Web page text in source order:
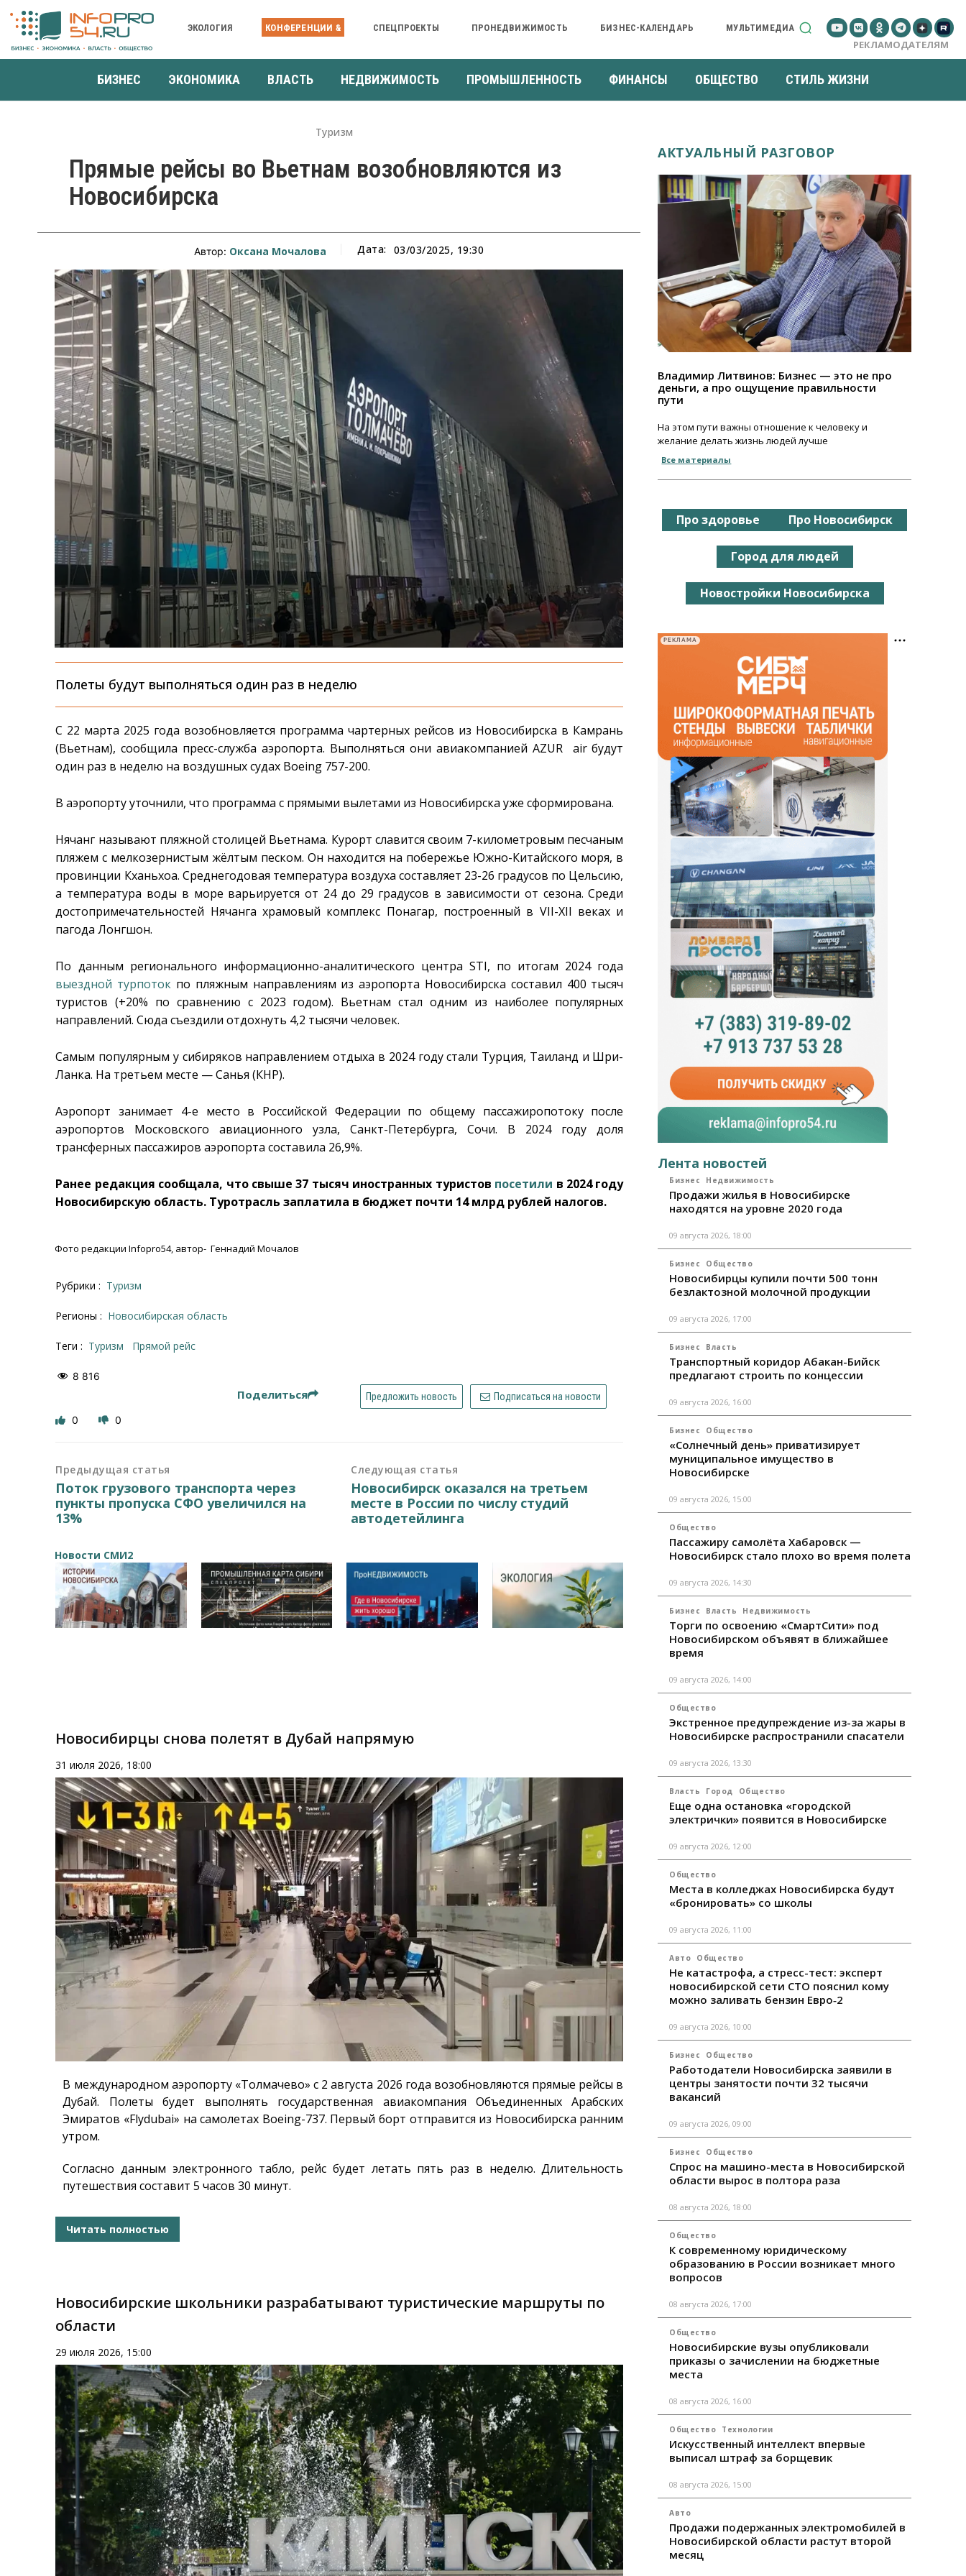
ЭКОЛОГИЯ КОНФЕРЕНЦИИ & СПЕЦПРОЕКТЫ ПРОНЕДВИЖИМОСТЬ БИЗНЕС-КАЛЕНДАРЬ МУЛЬТИМЕДИА
РЕКЛАМОДАТЕЛЯМ
БИЗНЕС ЭКОНОМИКА ВЛАСТЬ НЕДВИЖИМОСТЬ ПРОМЫШЛЕННОСТЬ ФИНАНСЫ ОБЩЕСТВО СТИЛЬ ЖИЗНИ
Туризм
Прямые рейсы во Вьетнам возобновляются из
Новосибирска
Автор: Оксана Мочалова Дата: 03/03/2025, 19:30
Полеты будут выполняться один раз в неделю
С 22 марта 2025 года возобновляется программа чартерных рейсов из Новосибирска в Камрань
(Вьетнам), сообщила пресс-служба аэропорта. Выполняться они авиакомпанией AZUR air будут
один раз в неделю на воздушных судах Boeing 757-200.
В аэропорту уточнили, что программа с прямыми вылетами из Новосибирска уже сформирована.
Нячанг называют пляжной столицей Вьетнама. Курорт славится своим 7-километровым песчаным
пляжем с мелкозернистым жёлтым песком. Он находится на побережье Южно-Китайского моря, в
провинции Кханьхоа. Среднегодовая температура воздуха составляет 23-26 градусов по Цельсию,
а температура воды в море варьируется от 24 до 29 градусов в зависимости от сезона. Среди
достопримечательностей Нячанга храмовый комплекс Понагар, построенный в VII-XII веках и
пагода Лонгшон.
По данным регионального информационно-аналитического центра STI, по итогам 2024 года
выездной турпоток по пляжным направлениям из аэропорта Новосибирска составил 400 тысяч
туристов (+20% по сравнению с 2023 годом). Вьетнам стал одним из наиболее популярных
направлений. Сюда съездили отдохнуть 4,2 тысячи человек.
Самым популярным у сибиряков направлением отдыха в 2024 году стали Турция, Таиланд и Шри-
Ланка. На третьем месте — Санья (КНР).
Аэропорт занимает 4-е место в Российской Федерации по общему пассажиропотоку после
аэропортов Московского авиационного узла, Санкт-Петербурга, Сочи. В 2024 году доля
трансферных пассажиров аэропорта составила 26,9%.
Ранее редакция сообщала, что свыше 37 тысяч иностранных туристов посетили в 2024 году
Новосибирскую область. Туротрасль заплатила в бюджет почти 14 млрд рублей налогов.
Фото редакции Infopro54, автор- Геннадий Мочалов
Рубрики : Туризм
Регионы : Новосибирская область
Теги : туризм прямой рейс
8 816
Поделиться Предложить новость Подписаться на новости
0 0
Предыдущая статья
Поток грузового транспорта через
пункты пропуска СФО увеличился на
13%
Следующая статья
Новосибирск оказался на третьем
месте в России по числу студий
автодетейлинга
Новости СМИ2
Новосибирцы снова полетят в Дубай напрямую
31 июля 2026, 18:00
В международном аэропорту «Толмачево» с 2 августа 2026 года возобновляются прямые рейсы в
Дубай. Полеты будет выполнять государственная авиакомпания Объединенных Арабских
Эмиратов «Flydubai» на самолетах Boeing-737. Первый борт отправится из Новосибирска ранним
утром.
Согласно данным электронного табло, рейс будет летать пять раз в неделю. Длительность
путешествия составит 5 часов 30 минут.
Читать полностью
Новосибирские школьники разрабатывают туристические маршруты по
области
29 июля 2026, 15:00
АКТУАЛЬНЫЙ РАЗГОВОР
Владимир Литвинов: Бизнес — это не про
деньги, а про ощущение правильности
пути
На этом пути важны отношение к человеку и
желание делать жизнь людей лучше
Все материалы
Про здоровье Про Новосибирск
Город для людей
Новостройки Новосибирска
РЕКЛАМА
Лента новостей
Бизнес Недвижимость
Продажи жилья в Новосибирске
находятся на уровне 2020 года
09 августа 2026, 18:00
Бизнес Общество
Новосибирцы купили почти 500 тонн
безлактозной молочной продукции
09 августа 2026, 17:00
Бизнес Власть
Транспортный коридор Абакан-Бийск
предлагают строить по концессии
09 августа 2026, 16:00
Бизнес Общество
«Солнечный день» приватизирует
муниципальное имущество в
Новосибирске
09 августа 2026, 15:00
Общество
Пассажиру самолёта Хабаровск —
Новосибирск стало плохо во время полета
09 августа 2026, 14:30
Бизнес Власть Недвижимость
Торги по освоению «СмартСити» под
Новосибирском объявят в ближайшее
время
09 августа 2026, 14:00
Общество
Экстренное предупреждение из-за жары в
Новосибирске распространили спасатели
09 августа 2026, 13:30
Власть Город Общество
Еще одна остановка «городской
электрички» появится в Новосибирске
09 августа 2026, 12:00
Общество
Места в колледжах Новосибирска будут
«бронировать» со школы
09 августа 2026, 11:00
Авто Общество
Не катастрофа, а стресс-тест: эксперт
новосибирской сети СТО пояснил кому
можно заливать бензин Евро‑2
09 августа 2026, 10:00
Бизнес Общество
Работодатели Новосибирска заявили в
центры занятости почти 32 тысячи
вакансий
09 августа 2026, 09:00
Бизнес Общество
Спрос на машино-места в Новосибирской
области вырос в полтора раза
08 августа 2026, 18:00
Общество
К современному юридическому
образованию в России возникает много
вопросов
08 августа 2026, 17:00
Общество
Новосибирские вузы опубликовали
приказы о зачислении на бюджетные
места
08 августа 2026, 16:00
Общество Технологии
Искусственный интеллект впервые
выписал штраф за борщевик
08 августа 2026, 15:00
Авто
Продажи подержанных электромобилей в
Новосибирской области растут второй
месяц